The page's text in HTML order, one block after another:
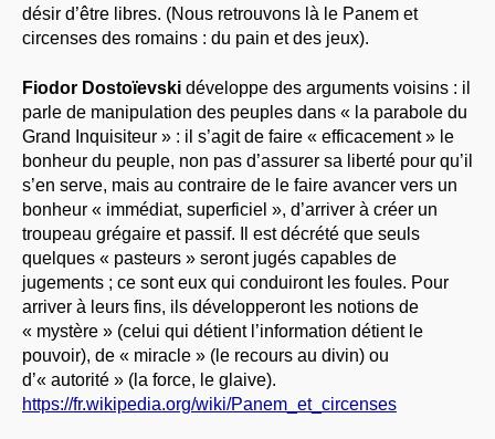
désir d’être libres. (Nous retrouvons là le Panem et
circenses des romains : du pain et des jeux).
Fiodor Dostoïevski développe des arguments voisins : il
parle de manipulation des peuples dans « la parabole du
Grand Inquisiteur » : il s’agit de faire « efficacement » le
bonheur du peuple, non pas d’assurer sa liberté pour qu’il
s’en serve, mais au contraire de le faire avancer vers un
bonheur « immédiat, superficiel », d’arriver à créer un
troupeau grégaire et passif. Il est décrété que seuls
quelques « pasteurs » seront jugés capables de
jugements ; ce sont eux qui conduiront les foules. Pour
arriver à leurs fins, ils développeront les notions de
« mystère » (celui qui détient l’information détient le
pouvoir), de « miracle » (le recours au divin) ou
d’« autorité » (la force, le glaive).
https://fr.wikipedia.org/wiki/Panem_et_circenses